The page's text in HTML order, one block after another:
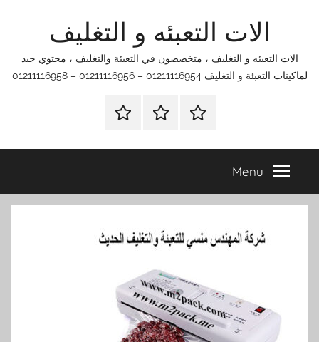
الات التعبئه و التغليف
الات التعبئه و التغليف ، متخصصون في التعبئة والتغليف ، محتوي جبد
لماكينات التعبئة و التغليف 01211116954 – 01211116956 – 01211116958
الرئيسيةاتصل
اتـصـل
في
التي
Menu